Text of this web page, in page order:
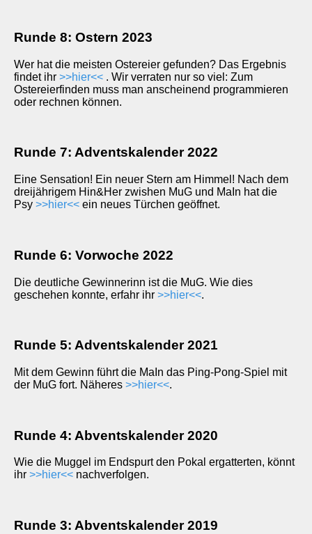
Runde 8: Ostern 2023
Wer hat die meisten Ostereier gefunden? Das Ergebnis
findet ihr >>hier<< . Wir verraten nur so viel: Zum
Ostereierfinden muss man anscheinend programmieren
oder rechnen können.
Runde 7: Adventskalender 2022
Eine Sensation! Ein neuer Stern am Himmel! Nach dem
dreijährigem Hin&Her zwishen MuG und MaIn hat die
Psy >>hier<< ein neues Türchen geöffnet.
Runde 6: Vorwoche 2022
Die deutliche Gewinnerinn ist die MuG. Wie dies
geschehen konnte, erfahr ihr >>hier<<.
Runde 5: Adventskalender 2021
Mit dem Gewinn führt die MaIn das Ping-Pong-Spiel mit
der MuG fort. Näheres >>hier<<.
Runde 4: Abventskalender 2020
Wie die Muggel im Endspurt den Pokal ergatterten, könnt
ihr >>hier<< nachverfolgen.
Runde 3: Abventskalender 2019